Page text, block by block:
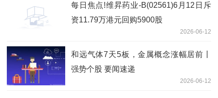
每日焦点!维昇药业-B(02561)6月12日斥
资11.79万港元回购5900股
2026-06-12
和远气体7天5板，金属概念涨幅居前丨
强势个股 要闻速递
2026-06-12